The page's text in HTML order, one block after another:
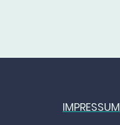
IMPRESSUM